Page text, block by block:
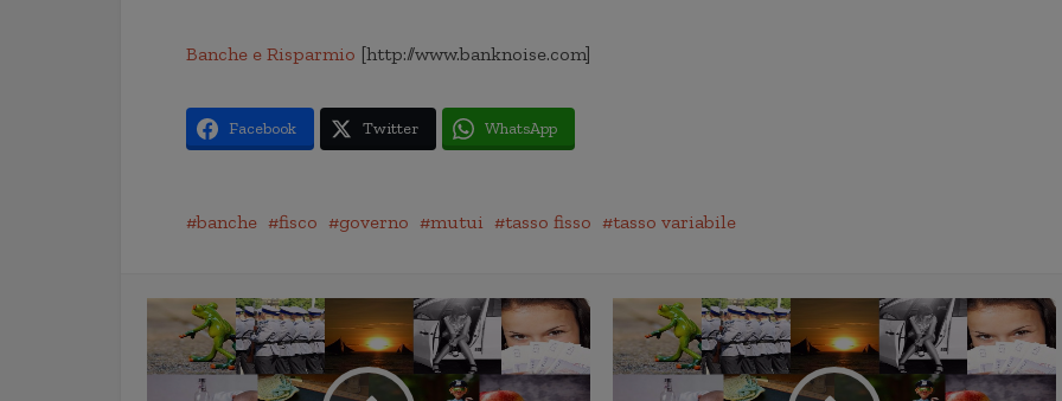
Banche e Risparmio [http://www.banknoise.com]
Facebook Twitter WhatsApp
banche fisco governo mutui tasso fisso tasso variabile